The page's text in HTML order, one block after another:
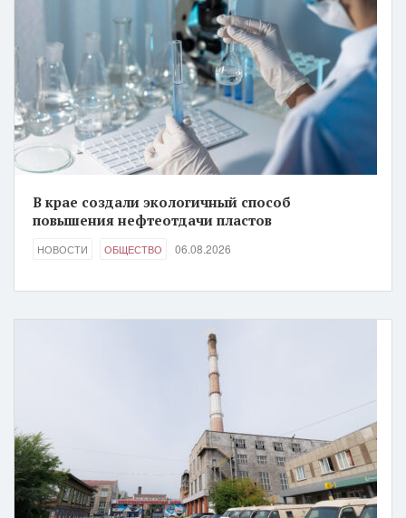
В крае создали экологичный способ
повышения нефтеотдачи пластов
НОВОСТИ ОБЩЕСТВО 06.08.2026